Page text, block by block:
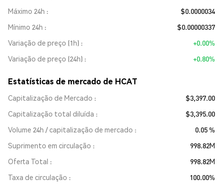
Máximo 24h
$0.0000034
Mínimo 24h
$0.00000337
Variação de preço (1h)
+0.00%
Variação de preço (24h)
+0.80%
Estatísticas de mercado de HCAT
Capitalização de Mercado
$3,397.00
Capitalização total diluída
$3,395.00
Volume 24h / capitalização de mercado
0.05 %
Suprimento em circulação
998.82M
Oferta Total
998.82M
Taxa de circulação
100.00%